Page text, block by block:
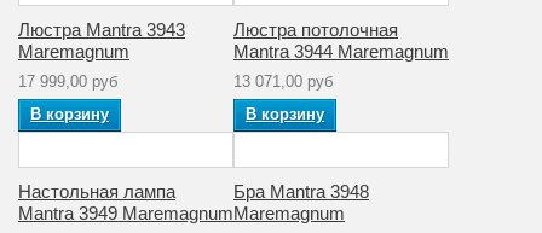
Люстра Mantra 3943
Maremagnum
17 999,00 руб
В корзину
Люстра потолочная
Mantra 3944 Maremagnum
13 071,00 руб
В корзину
Настольная лампа
Mantra 3949 Maremagnum
Бра Mantra 3948
Maremagnum